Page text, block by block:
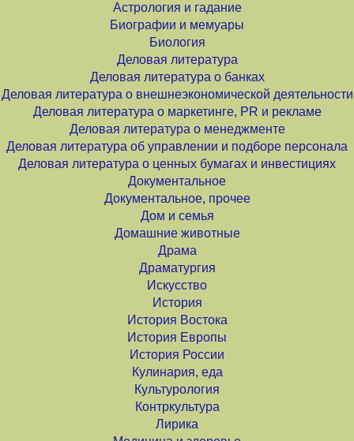
Астрология и гадание
Биографии и мемуары
Биология
Деловая литература
Деловая литература о банках
Деловая литература о внешнеэкономической деятельности
Деловая литература о маркетинге, PR и рекламе
Деловая литература о менеджменте
Деловая литература об управлении и подборе персонала
Деловая литература о ценных бумагах и инвестициях
Документальное
Документальное, прочее
Дом и семья
Домашние животные
Драма
Драматургия
Искусство
История
История Востока
История Европы
История России
Кулинария, еда
Культурология
Контркультура
Лирика